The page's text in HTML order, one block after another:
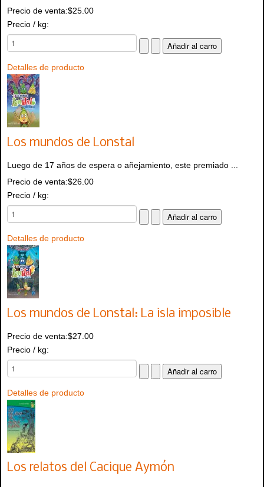
Precio de venta:$25.00
Precio / kg:
Detalles de producto
Los mundos de Lonstal
Luego de 17 años de espera o añejamiento, este premiado ...
Precio de venta:$26.00
Precio / kg:
Detalles de producto
Los mundos de Lonstal: La isla imposible
Precio de venta:$27.00
Precio / kg:
Detalles de producto
Los relatos del Cacique Aymón